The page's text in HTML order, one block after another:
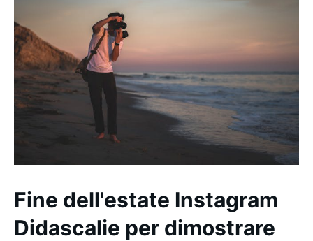
Fine dell'estate Instagram
Didascalie per dimostrare